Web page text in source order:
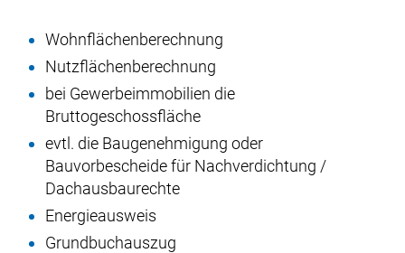
Wohnflächenberechnung
Nutzflächenberechnung
bei Gewerbeimmobilien die
Bruttogeschossfläche
evtl. die Baugenehmigung oder
Bauvorbescheide für Nachverdichtung /
Dachausbaurechte
Energieausweis
Grundbuchauszug